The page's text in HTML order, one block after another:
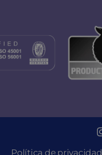
Política de privacidad